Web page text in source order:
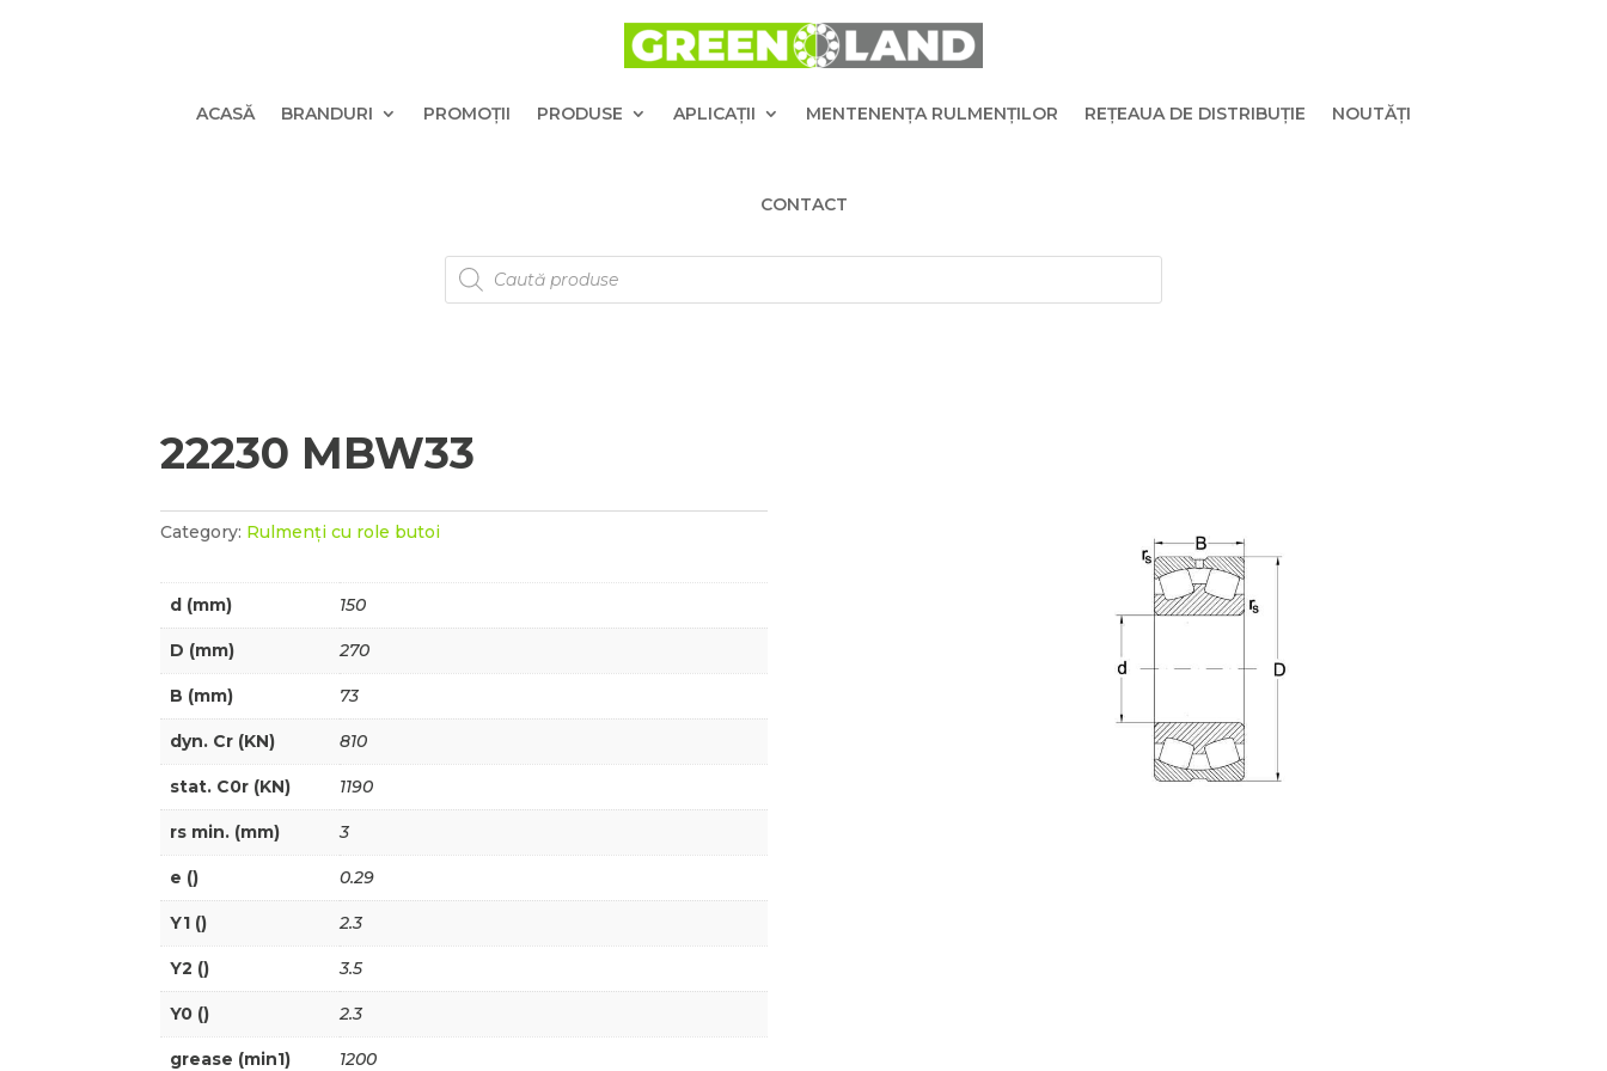
ACASĂ BRANDURI PROMOȚII PRODUSE APLICAȚII MENTENENȚA RULMENȚILOR REȚEAUA DE DISTRIBUȚIE NOUTĂȚI
CONTACT
Products
search
22230 MBW33
Category: Rulmenți cu role butoi
d (mm) 150
D (mm) 270
B (mm) 73
dyn. Cr (KN) 810
stat. C0r (KN) 1190
rs min. (mm) 3
e () 0.29
Y1 () 2.3
Y2 () 3.5
Y0 () 2.3
grease (min1) 1200